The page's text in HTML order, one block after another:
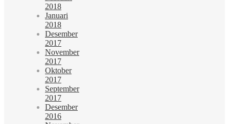
2018
Januari
2018
Desember
2017
November
2017
Oktober
2017
September
2017
Desember
2016